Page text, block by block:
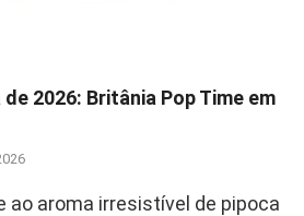
2026: Britânia Pop Time em
ao aroma irresistível de pipoca